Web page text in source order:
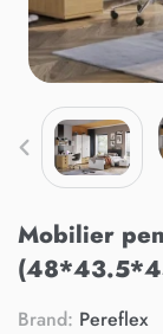
Mobilier
Brand: Pereflex